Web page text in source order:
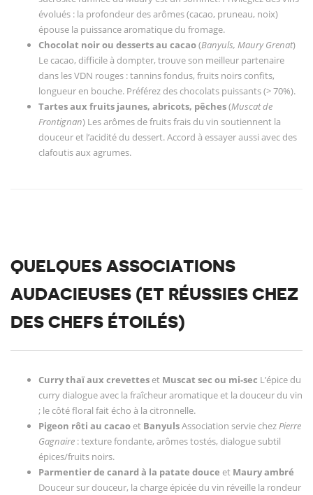
évolués : la profondeur des arômes (cacao, pruneau, noix)
épouse la puissance aromatique du fromage.
Chocolat noir ou desserts au cacao(Banyuls, Maury Grenat)
Le cacao, difficile à dompter, trouve son meilleur partenaire
dans les VDN rouges : tannins fondus, fruits noirs confits,
longueur en bouche. Préférez des chocolats puissants (> 70%).
Tartes aux fruits jaunes, abricots, pêches(Muscat de
Frontignan) Les arômes de fruits frais du vin soutiennent la
douceur et l’acidité du dessert. Accord à essayer aussi avec des
clafoutis aux agrumes.
QUELQUES ASSOCIATIONS
AUDACIEUSES (ET RÉUSSIES CHEZ
DES CHEFS ÉTOILÉS)
Curry thaï aux crevetteset Muscat sec ou mi-sec L’épice du
curry dialogue avec la fraîcheur aromatique et la douceur du vin
; le côté floral fait écho à la citronnelle.
Pigeon rôti au cacaoet BanyulsAssociation servie chezPierre
Gagnaire : texture fondante, arômes tostés, dialogue subtil
épices/fruits noirs.
Parmentier de canard à la patate douce et Maury ambré
Douceur sur douceur, la charge épicée du vin réveille la rondeur